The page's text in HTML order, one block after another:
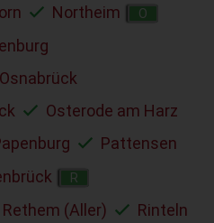
Northeim O
Osnabrück
Osterode am Harz
Pattensen
R
Rethem (Aller) Rinteln